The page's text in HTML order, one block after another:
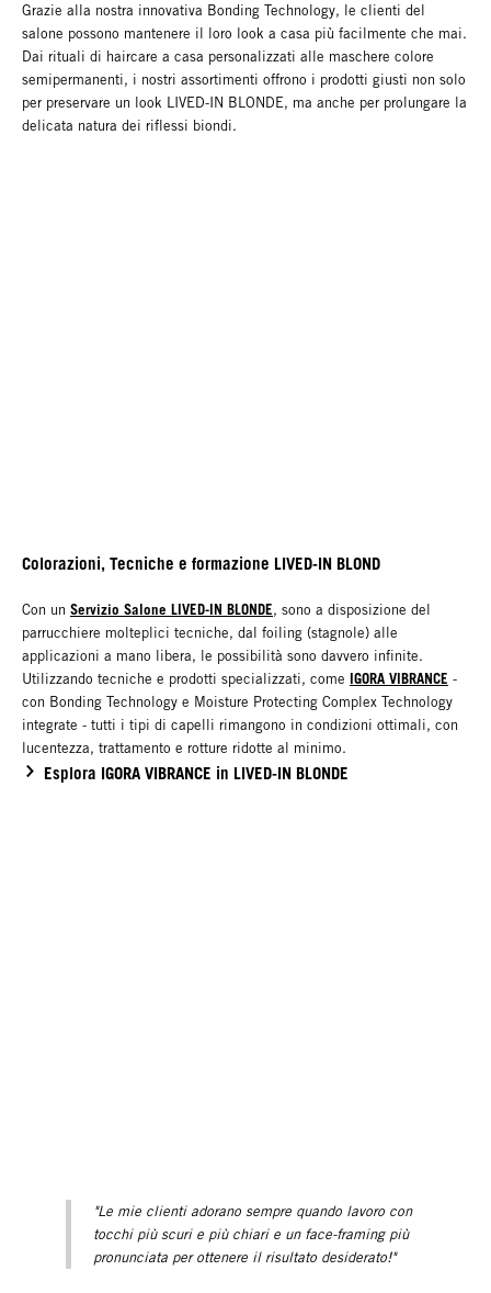
Grazie alla nostra innovativa Bonding Technology, le clienti del
salone possono mantenere il loro look a casa più facilmente che mai.
Dai rituali di haircare a casa personalizzati alle maschere colore
semipermanenti, i nostri assortimenti offrono i prodotti giusti non solo
per preservare un look LIVED-IN BLONDE, ma anche per prolungare la
delicata natura dei riflessi biondi.
Colorazioni, Tecniche e formazione LIVED-IN BLOND
Con un Servizio Salone LIVED-IN BLONDE, sono a disposizione del
parrucchiere molteplici tecniche, dal foiling (stagnole) alle
applicazioni a mano libera, le possibilità sono davvero infinite.
Utilizzando tecniche e prodotti specializzati, come IGORA VIBRANCE -
con Bonding Technology e Moisture Protecting Complex Technology
integrate - tutti i tipi di capelli rimangono in condizioni ottimali, con
lucentezza, trattamento e rotture ridotte al minimo.
Esplora IGORA VIBRANCE in LIVED-IN BLONDE
"Le mie clienti adorano sempre quando lavoro con
tocchi più scuri e più chiari e un face-framing più
pronunciata per ottenere il risultato desiderato!"